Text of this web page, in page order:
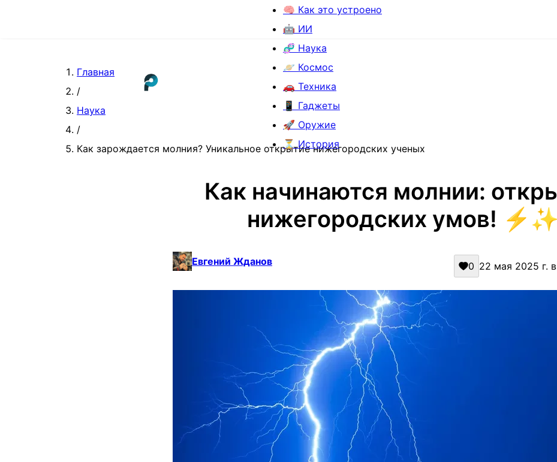
🧠 Как это устроено
🤖 ИИ
🧬 Наука
🪐 Космос
🚗 Техника
📱 Гаджеты
🚀 Оружие
⏳ История
Главная
/
Наука
/
Как зарождается молния? Уникальное открытие нижегородских ученых
Как начинаются молнии:
нижегородских умов! ⚡✨
Евгений Жданов 0 22 мая 2025 г. в